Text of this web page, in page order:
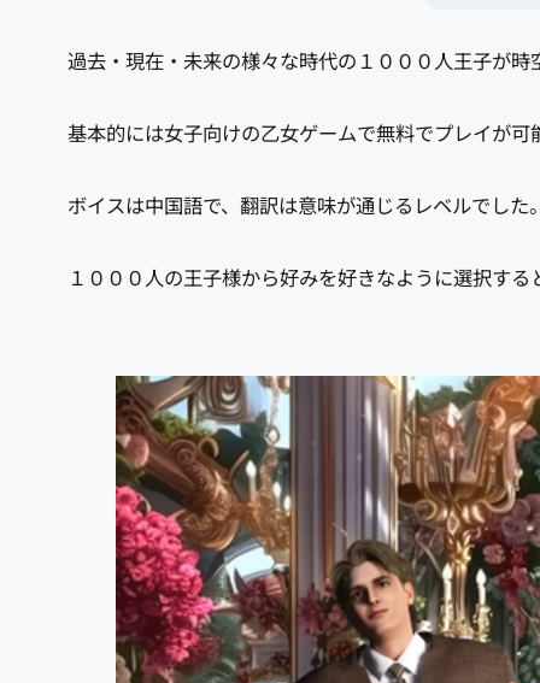
過去・現在・未来の様々な時代の１０００人王子が
基本的には女子向けの乙女ゲームで無料でプレイが可
ボイスは中国語で、翻訳は意味が通じるレベルでした
１０００人の王子様から好みを好きなように選択す